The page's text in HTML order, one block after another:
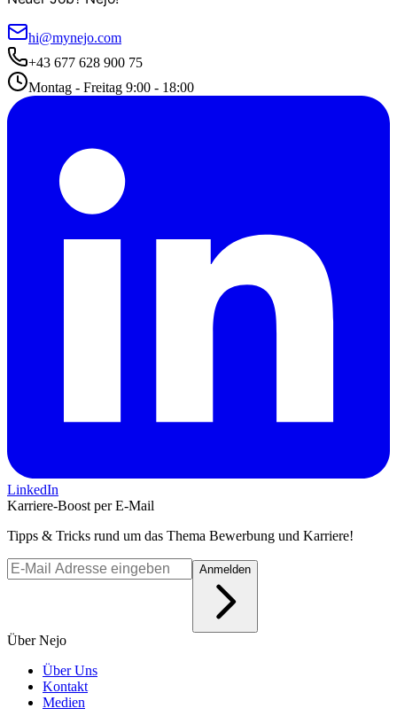
hi@mynejo.com
+43 677 628 900 75
Montag - Freitag 9:00 - 18:00
LinkedIn
Karriere-Boost per E-Mail
Tipps & Tricks rund um das Thema Bewerbung und Karriere!
Anmelden
Über Nejo
Über Uns
Kontakt
Medien